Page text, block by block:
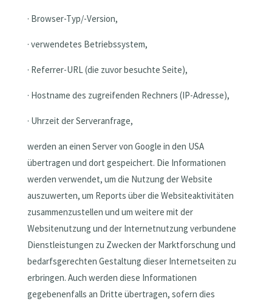
· Browser-Typ/-Version,
· verwendetes Betriebssystem,
· Referrer-URL (die zuvor besuchte Seite),
· Hostname des zugreifenden Rechners (IP-Adresse),
· Uhrzeit der Serveranfrage,
werden an einen Server von Google in den USA
übertragen und dort gespeichert. Die Informationen
werden verwendet, um die Nutzung der Website
auszuwerten, um Reports über die Websiteaktivitäten
zusammenzustellen und um weitere mit der
Websitenutzung und der Internetnutzung verbundene
Dienstleistungen zu Zwecken der Marktforschung und
bedarfsgerechten Gestaltung dieser Internetseiten zu
erbringen. Auch werden diese Informationen
gegebenenfalls an Dritte übertragen, sofern dies